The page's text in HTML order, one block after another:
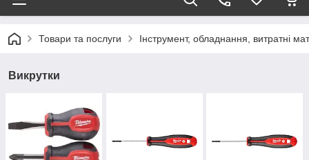
Товари та послуги Інструмент, обладнання, витратні
Викрутки